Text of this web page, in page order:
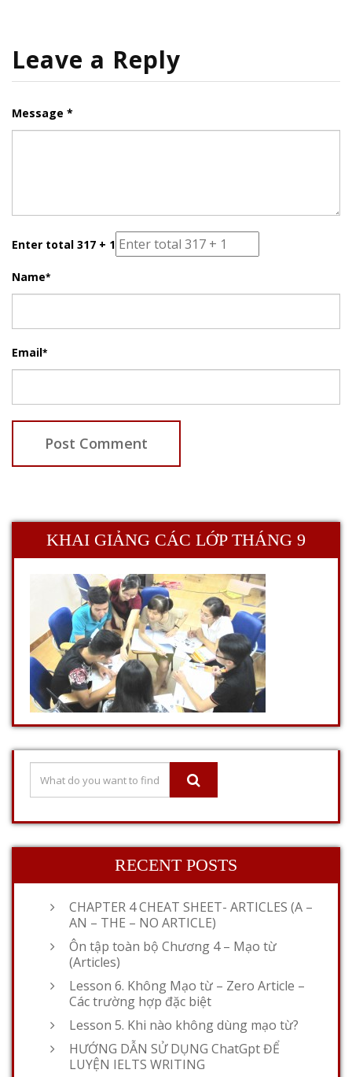
Leave a Reply
Message *
Enter total 317 + 1
Name*
Email*
KHAI GIẢNG CÁC LỚP THÁNG 9
RECENT POSTS
CHAPTER 4 CHEAT SHEET- ARTICLES (A –
AN – THE – NO ARTICLE)
Ôn tập toàn bộ Chương 4 – Mạo từ
(Articles)
Lesson 6. Không Mạo từ – Zero Article –
Các trường hợp đặc biệt
Lesson 5. Khi nào không dùng mạo từ?
HƯỚNG DẪN SỬ DỤNG ChatGpt ĐỂ
LUYỆN IELTS WRITING